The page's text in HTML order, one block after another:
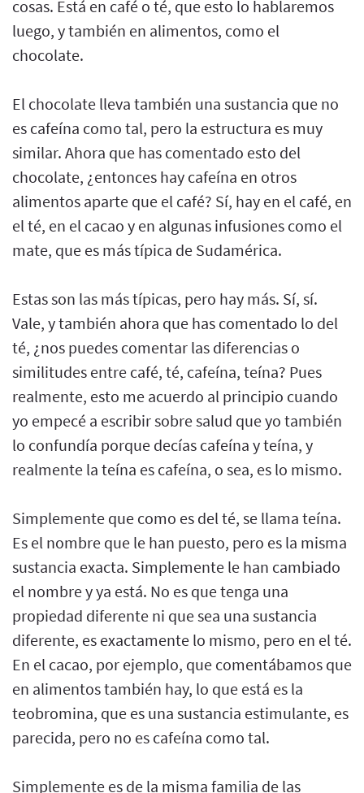
cosas. Está en café o té, que esto lo hablaremos
luego, y también en alimentos, como el
chocolate.
El chocolate lleva también una sustancia que no
es cafeína como tal, pero la estructura es muy
similar. Ahora que has comentado esto del
chocolate, ¿entonces hay cafeína en otros
alimentos aparte que el café? Sí, hay en el café, en
el té, en el cacao y en algunas infusiones como el
mate, que es más típica de Sudamérica.
Estas son las más típicas, pero hay más. Sí, sí.
Vale, y también ahora que has comentado lo del
té, ¿nos puedes comentar las diferencias o
similitudes entre café, té, cafeína, teína? Pues
realmente, esto me acuerdo al principio cuando
yo empecé a escribir sobre salud que yo también
lo confundía porque decías cafeína y teína, y
realmente la teína es cafeína, o sea, es lo mismo.
Simplemente que como es del té, se llama teína.
Es el nombre que le han puesto, pero es la misma
sustancia exacta. Simplemente le han cambiado
el nombre y ya está. No es que tenga una
propiedad diferente ni que sea una sustancia
diferente, es exactamente lo mismo, pero en el té.
En el cacao, por ejemplo, que comentábamos que
en alimentos también hay, lo que está es la
teobromina, que es una sustancia estimulante, es
parecida, pero no es cafeína como tal.
Simplemente es de la misma familia de las